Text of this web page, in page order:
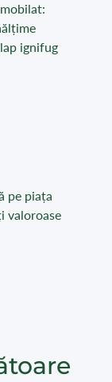
ignifug
pe piața
valoroase